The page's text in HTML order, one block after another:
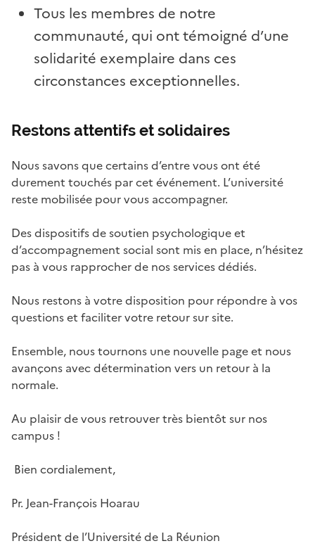
Tous les membres de notre
communauté, qui ont témoigné d’une
solidarité exemplaire dans ces
circonstances exceptionnelles.
Restons attentifs et solidaires
Nous savons que certains d’entre vous ont été
durement touchés par cet événement. L’université
reste mobilisée pour vous accompagner.
Des dispositifs de soutien psychologique et
d’accompagnement social sont mis en place, n’hésitez
pas à vous rapprocher de nos services dédiés.
Nous restons à votre disposition pour répondre à vos
questions et faciliter votre retour sur site.
Ensemble, nous tournons une nouvelle page et nous
avançons avec détermination vers un retour à la
normale.
Au plaisir de vous retrouver très bientôt sur nos
campus !
Bien cordialement,
Pr. Jean-François Hoarau
Président de l’Université de La Réunion